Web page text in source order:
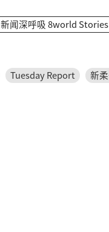
新闻深呼吸 8world Stories
Tuesday Report 新